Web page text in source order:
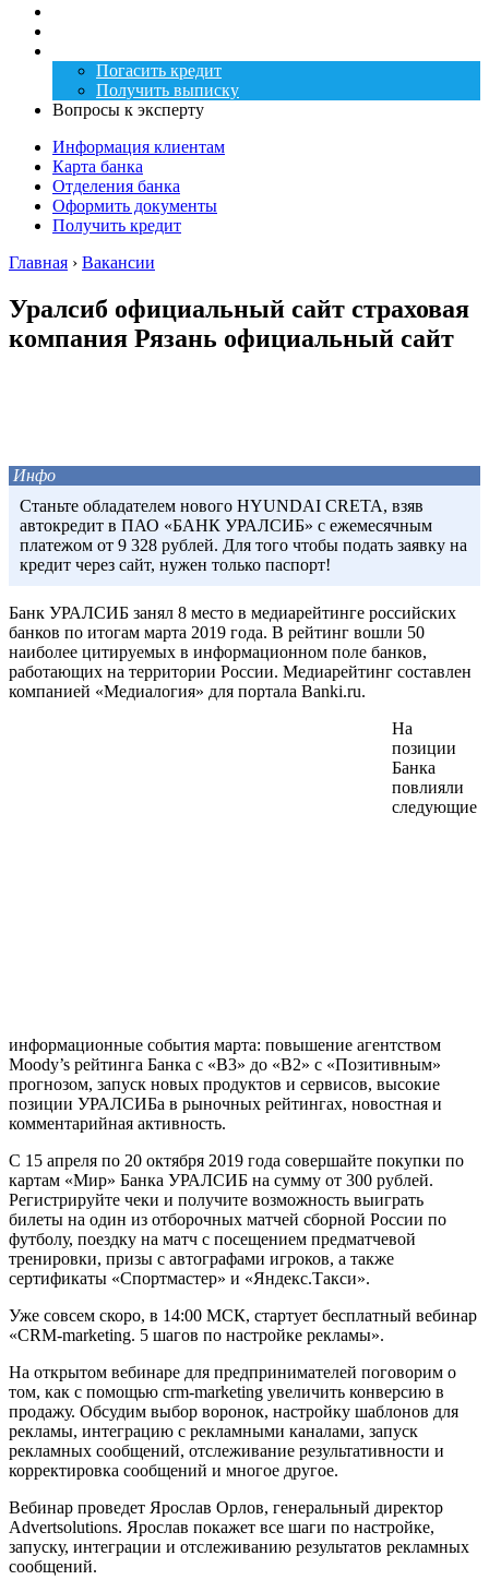
Погасить кредит
Получить выписку
Вопросы к эксперту
Информация клиентам
Карта банка
Отделения банка
Оформить документы
Получить кредит
Главная › Вакансии
Уралсиб официальный сайт страховая
компания Рязань официальный сайт
Инфо
Станьте обладателем нового HYUNDAI CRETA, взяв
автокредит в ПАО «БАНК УРАЛСИБ» с ежемесячным
платежом от 9 328 рублей. Для того чтобы подать заявку на
кредит через сайт, нужен только паспорт!
Банк УРАЛСИБ занял 8 место в медиарейтинге российских
банков по итогам марта 2019 года. В рейтинг вошли 50
наиболее цитируемых в информационном поле банков,
работающих на территории России. Медиарейтинг составлен
компанией «Медиалогия» для портала Banki.ru.
На
позиции
Банка
повлияли
следующие
информационные события марта: повышение агентством
Moody’s рейтинга Банка с «B3» до «B2» с «Позитивным»
прогнозом, запуск новых продуктов и сервисов, высокие
позиции УРАЛСИБа в рыночных рейтингах, новостная и
комментарийная активность.
С 15 апреля по 20 октября 2019 года совершайте покупки по
картам «Мир» Банка УРАЛСИБ на сумму от 300 рублей.
Регистрируйте чеки и получите возможность выиграть
билеты на один из отборочных матчей сборной России по
футболу, поездку на матч с посещением предматчевой
тренировки, призы с автографами игроков, а также
сертификаты «Спортмастер» и «Яндекс.Такси».
Уже совсем скоро, в 14:00 МСК, стартует бесплатный вебинар
«CRM-marketing. 5 шагов по настройке рекламы».
На открытом вебинаре для предпринимателей поговорим о
том, как с помощью crm-marketing увеличить конверсию в
продажу. Обсудим выбор воронок, настройку шаблонов для
рекламы, интеграцию с рекламными каналами, запуск
рекламных сообщений, отслеживание результативности и
корректировка сообщений и многое другое.
Вебинар проведет Ярослав Орлов, генеральный директор
Advertsolutions. Ярослав покажет все шаги по настройке,
запуску, интеграции и отслеживанию результатов рекламных
сообщений.